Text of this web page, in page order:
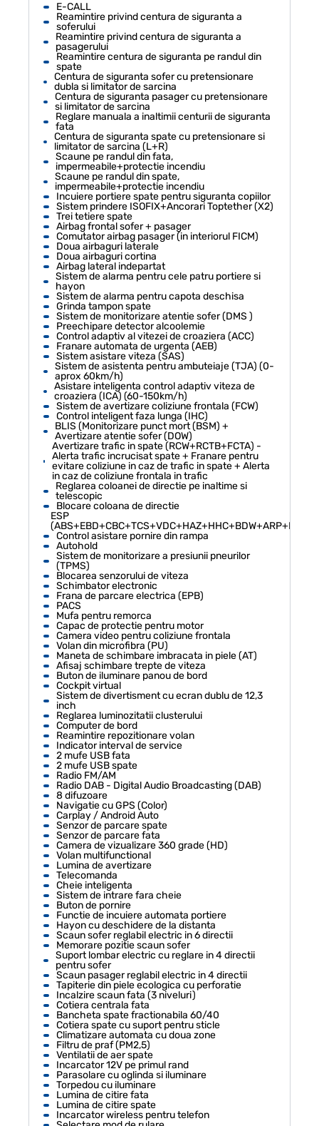
E-CALL
Reamintire privind centura de siguranta a
soferului
Reamintire privind centura de siguranta a
pasagerului
Reamintire centura de siguranta pe randul din
spate
Centura de siguranta sofer cu pretensionare
dubla si limitator de sarcina
Centura de siguranta pasager cu pretensionare
si limitator de sarcina
Reglare manuala a inaltimii centurii de siguranta
fata
Centura de siguranta spate cu pretensionare si
limitator de sarcina (L+R)
Scaune pe randul din fata,
impermeabile+protectie incendiu
Scaune pe randul din spate,
impermeabile+protectie incendiu
Incuiere portiere spate pentru siguranta copiilor
Sistem prindere ISOFIX+Ancorari Toptether (X2)
Trei tetiere spate
Airbag frontal sofer + pasager
Comutator airbag pasager (in interiorul FICM)
Doua airbaguri laterale
Doua airbaguri cortina
Airbag lateral indepartat
Sistem de alarma pentru cele patru portiere si
hayon
Sistem de alarma pentru capota deschisa
Grinda tampon spate
Sistem de monitorizare atentie sofer (DMS )
Preechipare detector alcoolemie
Control adaptiv al vitezei de croaziera (ACC)
Franare automata de urgenta (AEB)
Sistem asistare viteza (SAS)
Sistem de asistenta pentru ambuteiaje (TJA) (0-
aprox 60km/h)
Asistare inteligenta control adaptiv viteza de
croaziera (ICA) (60-150km/h)
Sistem de avertizare coliziune frontala (FCW)
Control inteligent faza lunga (IHC)
BLIS (Monitorizare punct mort (BSM) +
Avertizare atentie sofer (DOW)
Avertizare trafic in spate (RCW+RCTB+FCTA) -
Alerta trafic incrucisat spate + Franare pentru
evitare coliziune in caz de trafic in spate + Alerta
in caz de coliziune frontala in trafic
Reglarea coloanei de directie pe inaltime si
telescopic
Blocare coloana de directie
ESP
(ABS+EBD+CBC+TCS+VDC+HAZ+HHC+BDW+ARP+HDC)
Control asistare pornire din rampa
Autohold
Sistem de monitorizare a presiunii pneurilor
(TPMS)
Blocarea senzorului de viteza
Schimbator electronic
Frana de parcare electrica (EPB)
PACS
Mufa pentru remorca
Capac de protectie pentru motor
Camera video pentru coliziune frontala
Volan din microfibra (PU)
Maneta de schimbare imbracata in piele (AT)
Afisaj schimbare trepte de viteza
Buton de iluminare panou de bord
Cockpit virtual
Sistem de divertisment cu ecran dublu de 12,3
inch
Reglarea luminozitatii clusterului
Computer de bord
Reamintire repozitionare volan
Indicator interval de service
2 mufe USB fata
2 mufe USB spate
Radio FM/AM
Radio DAB - Digital Audio Broadcasting (DAB)
8 difuzoare
Navigatie cu GPS (Color)
Carplay / Android Auto
Senzor de parcare spate
Senzor de parcare fata
Camera de vizualizare 360 grade (HD)
Volan multifunctional
Lumina de avertizare
Telecomanda
Cheie inteligenta
Sistem de intrare fara cheie
Buton de pornire
Functie de incuiere automata portiere
Hayon cu deschidere de la distanta
Scaun sofer reglabil electric in 6 directii
Memorare pozitie scaun sofer
Suport lombar electric cu reglare in 4 directii
pentru sofer
Scaun pasager reglabil electric in 4 directii
Tapiterie din piele ecologica cu perforatie
Incalzire scaun fata (3 niveluri)
Cotiera centrala fata
Bancheta spate fractionabila 60/40
Cotiera spate cu suport pentru sticle
Climatizare automata cu doua zone
Filtru de praf (PM2,5)
Ventilatii de aer spate
Incarcator 12V pe primul rand
Parasolare cu oglinda si iluminare
Torpedou cu iluminare
Lumina de citire fata
Lumina de citire spate
Incarcator wireless pentru telefon